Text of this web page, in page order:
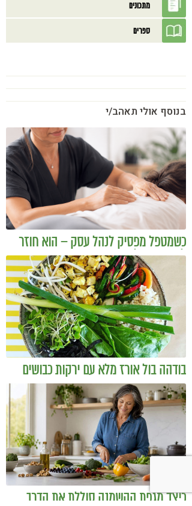
מתכונים
ספרים
בנוסף אולי תאהב/י
כשמטפל מפסיק לנהל עסק – הוא חוזר
להיות מטפל
בודהה בול אורז מלא עם ירקות כבושים
ומקושקשת טופו
כיצד מגפת ההשמנה סוללת את הדרך